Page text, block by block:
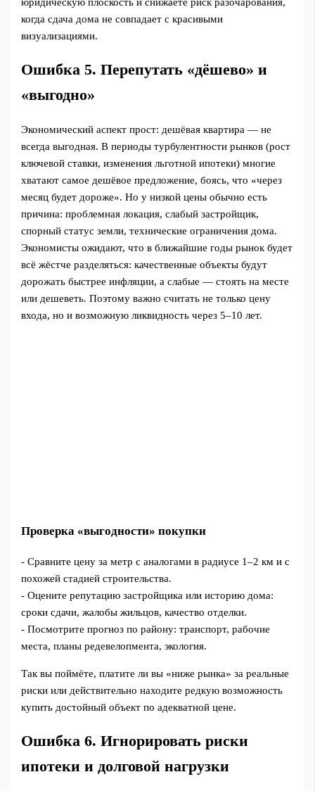
юридическую плоскость и снижаете риск разочарования,
когда сдача дома не совпадает с красивыми
визуализациями.
Ошибка 5. Перепутать «дёшево» и
«выгодно»
Экономический аспект прост: дешёвая квартира — не
всегда выгодная. В периоды турбулентности рынков (рост
ключевой ставки, изменения льготной ипотеки) многие
хватают самое дешёвое предложение, боясь, что «через
месяц будет дороже». Но у низкой цены обычно есть
причина: проблемная локация, слабый застройщик,
спорный статус земли, технические ограничения дома.
Экономисты ожидают, что в ближайшие годы рынок будет
всё жёстче разделяться: качественные объекты будут
дорожать быстрее инфляции, а слабые — стоять на месте
или дешеветь. Поэтому важно считать не только цену
входа, но и возможную ликвидность через 5–10 лет.
Проверка «выгодности» покупки
- Сравните цену за метр с аналогами в радиусе 1–2 км и с
похожей стадией строительства.
- Оцените репутацию застройщика или историю дома:
сроки сдачи, жалобы жильцов, качество отделки.
- Посмотрите прогноз по району: транспорт, рабочие
места, планы редевелопмента, экология.
Так вы поймёте, платите ли вы «ниже рынка» за реальные
риски или действительно находите редкую возможность
купить достойный объект по адекватной цене.
Ошибка 6. Игнорировать риски
ипотеки и долговой нагрузки